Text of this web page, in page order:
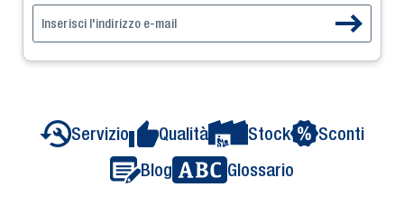
Servizio Qualità Stock
Sconti
Blog
Glossario